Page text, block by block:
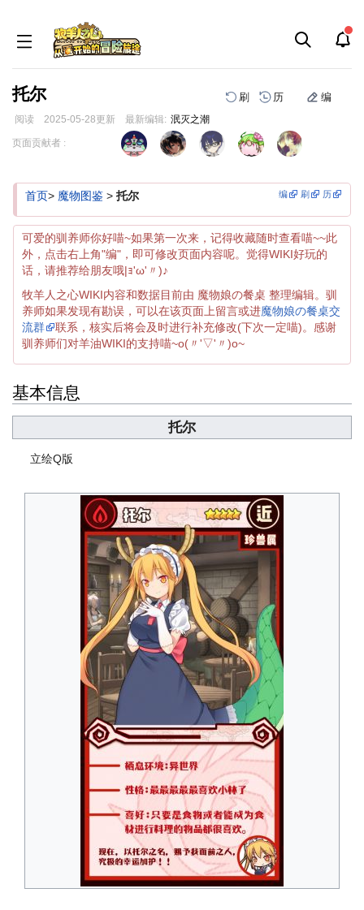
托尔 刷 历 编
阅读 2025-05-28更新 最新编辑: 泯灭之潮
跳
航
跳
索
页面贡献者 :
首页> 魔物图鉴 > 托尔 编 刷 历
可爱的驯养师你好喵~如果第一次来，记得收藏随时查看喵~~此
外，点击右上角"编"，即可修改页面内容呢。觉得WIKI好玩的
话，请推荐给朋友哦|ｮ'ω'〃)♪
牧羊人之心WIKI内容和数据目前由 魔物娘の餐桌 整理编辑。驯
养师如果发现有勘误，可以在该页面上留言或进魔物娘の餐桌交
流群
联系，核实后将会及时进行补充修改(下次一定喵)。感谢
驯养师们对羊油WIKI的支持喵~o(〃'▽'〃)o~
基本信息
托尔
立绘Q版